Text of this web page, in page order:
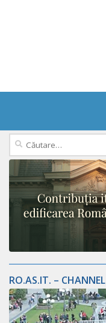
Caută
după:
RO.AS.IT. – CHANNEL